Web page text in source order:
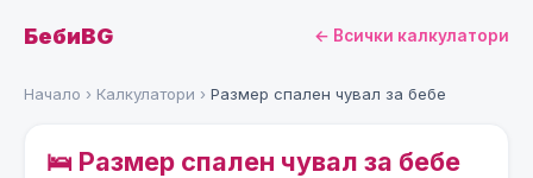
БебиBG ← Всички калкулатори
Начало › Калкулатори › Размер спален чувал за бебе
🛌 Размер спален чувал за бебе